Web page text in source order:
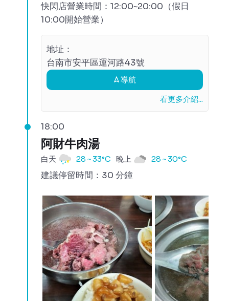
快閃店營業時間：12:00~20:00（假日
10:00開始營業）
地址：
台南市安平區運河路43號
導航
看更多介紹...
18:00
阿財牛肉湯
白天 28 ~ 33°C 晚上 28 ~ 30°C
建議停留時間：30 分鐘